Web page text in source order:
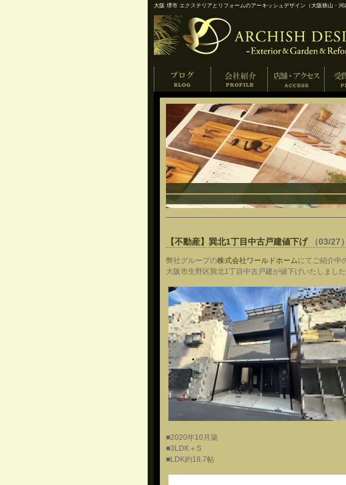
大阪 堺市 エクステリアとリフォームのアーキッシュデザイン（大阪狭山・河
【不動産】巽北1丁目中古戸建値下げ （03/27）
弊社グループの株式会社ワールドホームにてご紹介中
大阪市生野区巽北1丁目中古戸建が値下げいたしました
■2020年10月築
■3LDK＋S
■LDK約18.7帖